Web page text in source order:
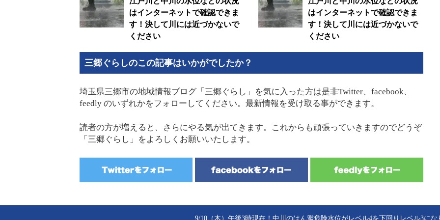
はインターネットで確認できま
す！決して川には近づかないで
ください
はインターネットで確認できま
す！決して川には近づかないで
ください
三郷ぐらしのこの記事はいかがでしたか？
埼玉県三郷市の地域情報ブログ「三郷ぐらし」を気に入った方は是非Twitter、facebook、
feedly のいずれかをフォローしてください。最新情報を受け取る事ができます。
読者の方が増えると、さらにやる気が出てきます。これからも頑張っていきますのでどうぞ
「三郷ぐらし」をよろしくお願いいたします。
9/10（木）午後3時現在！中川のはん濫危険水位がレベル4を下回りレベル3にな